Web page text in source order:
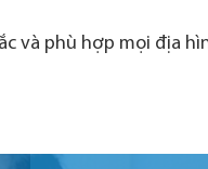
và phù hợp mọi địa